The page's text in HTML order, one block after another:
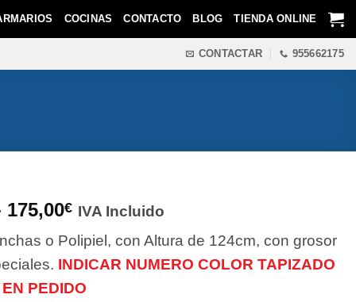
COCINAS CONTACTO BLOG TIENDA ONLINE
CONTACTAR 955662175
175,00€Rango
precios:
desde
139,00€
IVA Incluido
o Polipiel, con Altura de 124cm, con grosor
INDICAR NUMERO COLOR TAPIZADO
EN PEDIDO